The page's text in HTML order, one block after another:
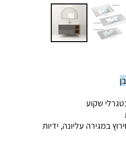
שקוע
במגירה עליונה, ידיות